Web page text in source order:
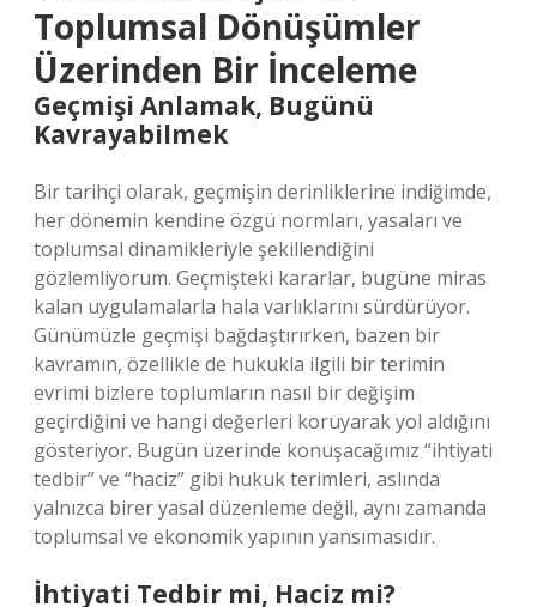
Toplumsal Dönüşümler
Üzerinden Bir İnceleme
Geçmişi Anlamak, Bugünü
Kavrayabilmek
Bir tarihçi olarak, geçmişin derinliklerine indiğimde,
her dönemin kendine özgü normları, yasaları ve
toplumsal dinamikleriyle şekillendiğini
gözlemliyorum. Geçmişteki kararlar, bugüne miras
kalan uygulamalarla hala varlıklarını sürdürüyor.
Günümüzle geçmişi bağdaştırırken, bazen bir
kavramın, özellikle de hukukla ilgili bir terimin
evrimi bizlere toplumların nasıl bir değişim
geçirdiğini ve hangi değerleri koruyarak yol aldığını
gösteriyor. Bugün üzerinde konuşacağımız “ihtiyati
tedbir” ve “haciz” gibi hukuk terimleri, aslında
yalnızca birer yasal düzenleme değil, aynı zamanda
toplumsal ve ekonomik yapının yansımasıdır.
İhtiyati Tedbir mi, Haciz mi?